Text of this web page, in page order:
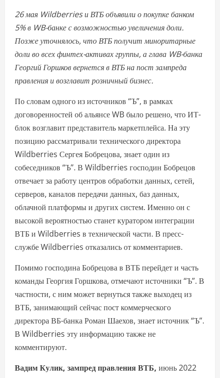
26 мая Wildberries и ВТБ объявили о покупке банком
5% в WB-банке с возможностью увеличения доли.
Позже уточнялось, что ВТБ получит миноритарные
доли во всех финтех-активах группы, а глава WB-банка
Георгий Горшков вернется в ВТБ на пост зампреда
правления и возглавит розничный бизнес.
По словам одного из источников “Ъ”, в рамках
договоренностей об альянсе WB было решено, что ИТ-
блок возглавит представитель маркетплейса. На эту
позицию рассматривали технического директора
Wildberries Сергея Бобрецова, знает один из
собеседников “Ъ”. В Wildberries господин Бобрецов
отвечает за работу центров обработки данных, сетей,
серверов, каналов передачи данных, баз данных,
облачной платформы и других систем. Именно он с
высокой вероятностью станет куратором интеграции
ВТБ и Wildberries в технической части. В пресс-
службе Wildberries отказались от комментариев.
Помимо господина Бобрецова в ВТБ перейдет и часть
команды Георгия Горшкова, отмечают источники “Ъ”. В
частности, с ним может вернуться также выходец из
ВТБ, занимающий сейчас пост коммерческого
директора ВБ-банка Роман Шаехов, знает источник “Ъ”.
В Wildberries эту информацию также не
комментируют.
Вадим Кулик, зампред правления ВТБ, июнь 2022